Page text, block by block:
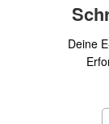
Deine